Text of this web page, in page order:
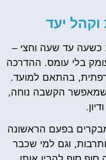
יעד
כשעה עד שעה וחצי –
בלי עומס. ההדרכה
בהתאם למועד.
שמאפשר הקשבה נוחה,
בפעם הראשונה
וגם למי שכבר